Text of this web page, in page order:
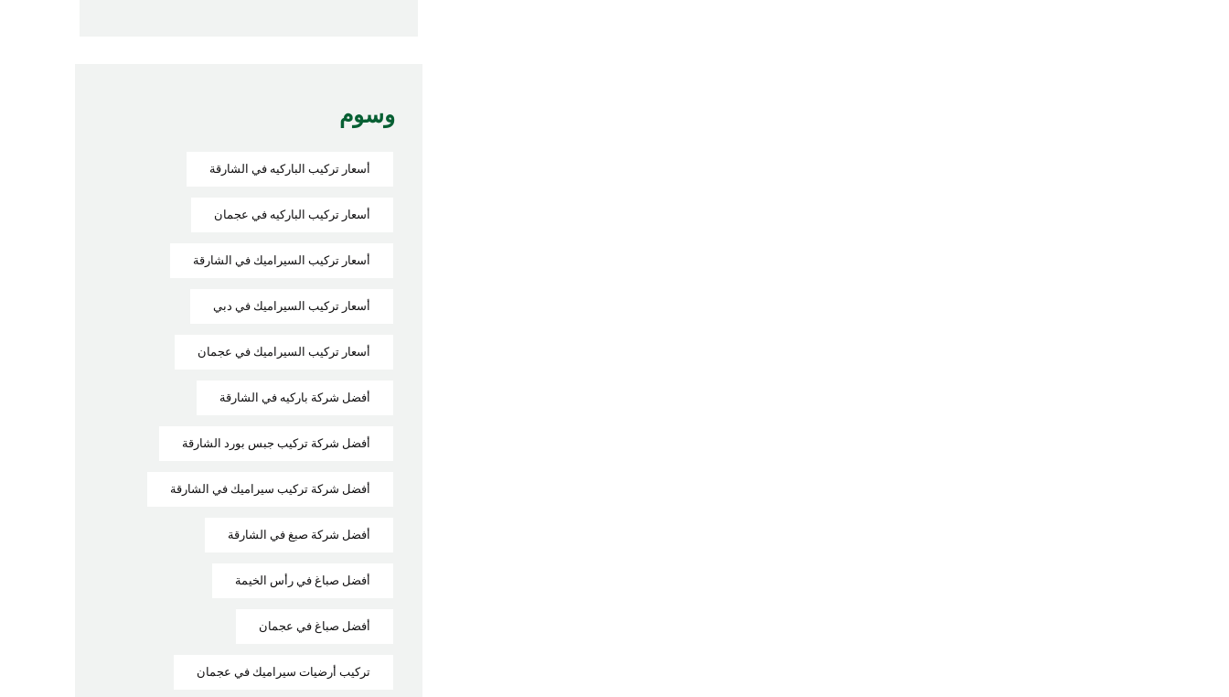
وسوم
أسعار تركيب الباركيه في الشارقة
أسعار تركيب الباركيه في عجمان
أسعار تركيب السيراميك في الشارقة
أسعار تركيب السيراميك في دبي
أسعار تركيب السيراميك في عجمان
أفضل شركة باركيه في الشارقة
أفضل شركة تركيب جبس بورد الشارقة
أفضل شركة تركيب سيراميك في الشارقة
أفضل شركة صبغ في الشارقة
أفضل صباغ في رأس الخيمة
أفضل صباغ في عجمان
تركيب أرضيات سيراميك في عجمان